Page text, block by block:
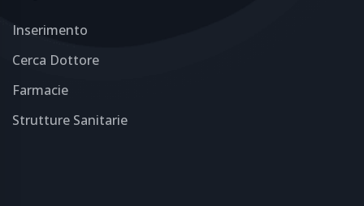
Inserimento
Cerca Dottore
Farmacie
Strutture Sanitarie